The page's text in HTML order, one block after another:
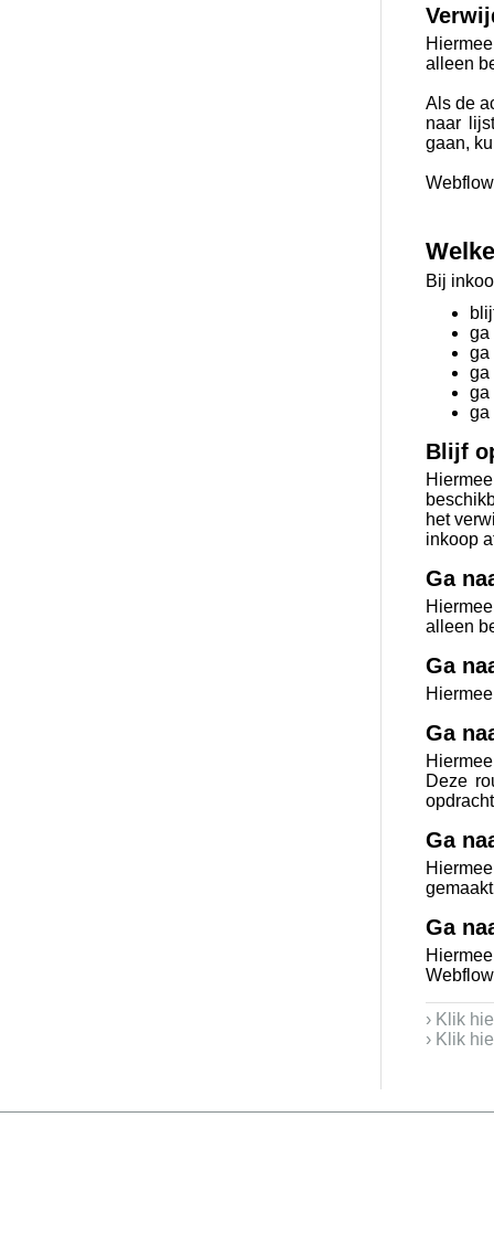
alleen
Als de
naar
gaan,
Bij
ga
ga
ga
ga
ga
Blijf
het
inkoop
Ga
alleen
Ga
Ga
Deze
Ga
Ga
› Klik
› Klik